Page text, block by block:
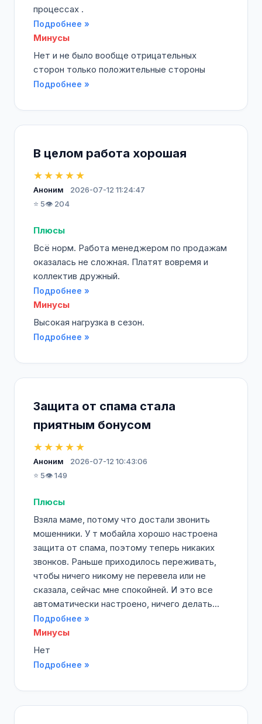
процессах .
Подробнее »
Минусы
Нет и не было вообще отрицательных
сторон только положительные стороны
Подробнее »
В целом работа хорошая
★★★★★
Аноним
2026-07-12 11:24:47
⭐ 5👁️ 204
Плюсы
Всё норм. Работа менеджером по продажам
оказалась не сложная. Платят вовремя и
коллектив дружный.
Подробнее »
Минусы
Высокая нагрузка в сезон.
Подробнее »
Защита от спама стала
приятным бонусом
★★★★★
Аноним
2026-07-12 10:43:06
⭐ 5👁️ 149
Плюсы
Взяла маме, потому что достали звонить
мошенники. У т мобайла хорошо настроена
защита от спама, поэтому теперь никаких
звонков. Раньше приходилось переживать,
чтобы ничего никому не перевела или не
сказала, сейчас мне спокойней. И это все
автоматически настроено, ничего делать...
Подробнее »
Минусы
Нет
Подробнее »